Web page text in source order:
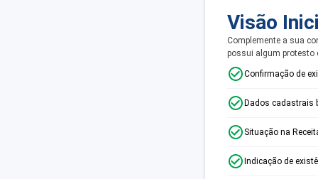
Visão
Complemente a sua
possui algum protesto
Confirmação de
Dados cadastrais
Situação na
Indicação de